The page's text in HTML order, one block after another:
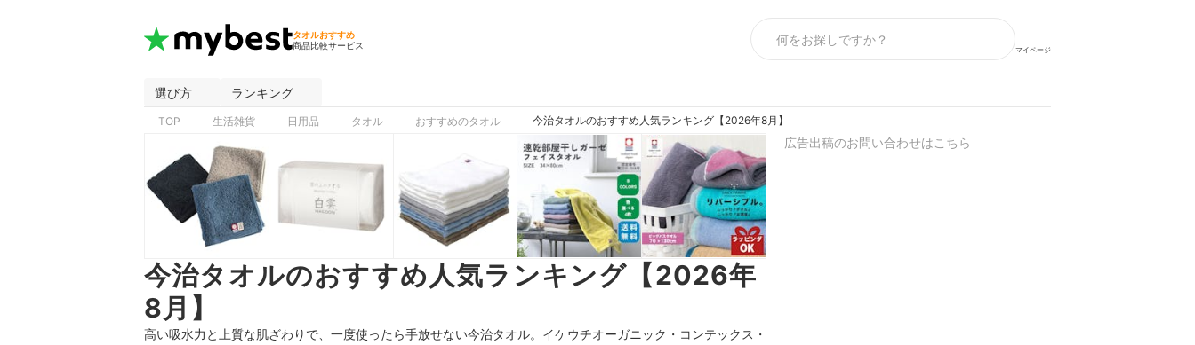
タオルおすすめ
商品比較サービス
マイページ
選び方 ランキング
TOP 生活雑貨 日用品 タオル おすすめのタオル 今治タオルのおすすめ人気ランキング【2026年8月】
今治タオルのおすすめ人気ランキング【2026年
8月】
高い吸水力と上質な肌ざわりで、一度使ったら手放せない今治タオル。イケウチオーガニック・コンテックス・
広告出稿のお問い合わせはこちら